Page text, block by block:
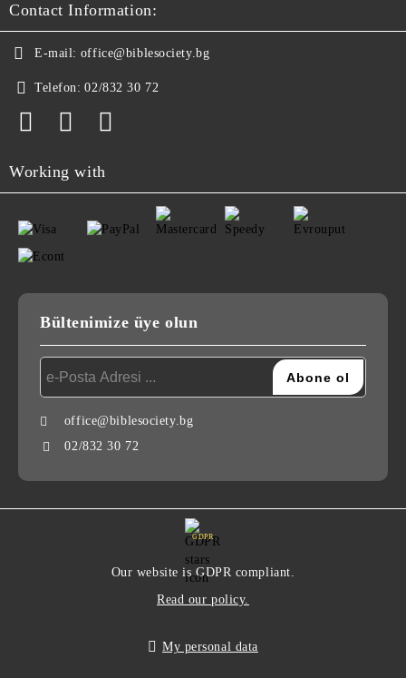
Contact Information:
E-mail: office@biblesociety.bg
Telefon: 02/832 30 72
Working with
Bültenimize üye olun
office@biblesociety.bg
02/832 30 72
GDPR
Our website is GDPR compliant.
Read our policy.
My personal data